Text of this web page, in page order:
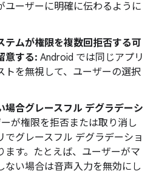
ユーザーに明確に伝わるように
テムが権限を複数回拒否する可
意する: Android では同じアプリ
トを無視して、ユーザーの選択
場合グレースフル デグラデーシ
が権限を拒否または取り消し
でグレースフル デグラデーショ
ます。たとえば、ユーザーがマ
ない場合は音声入力を無効にし